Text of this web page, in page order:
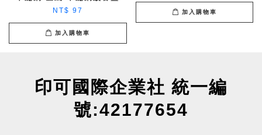
NT$ 97
加入購物車
加入購物車
印可國際企業社 統一編
號:42177654